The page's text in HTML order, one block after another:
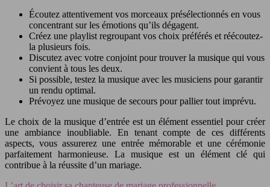
Écoutez attentivement vos morceaux présélectionnés en vous
concentrant sur les émotions qu’ils dégagent.
Créez une playlist regroupant vos choix préférés et réécoutez-
la plusieurs fois.
Discutez avec votre conjoint pour trouver la musique qui vous
convient à tous les deux.
Si possible, testez la musique avec les musiciens pour garantir
un rendu optimal.
Prévoyez une musique de secours pour pallier tout imprévu.
Le choix de la musique d’entrée est un élément essentiel pour créer
une ambiance inoubliable. En tenant compte de ces différents
aspects, vous assurerez une entrée mémorable et une cérémonie
parfaitement harmonieuse. La musique est un élément clé qui
contribue à la réussite d’un mariage.